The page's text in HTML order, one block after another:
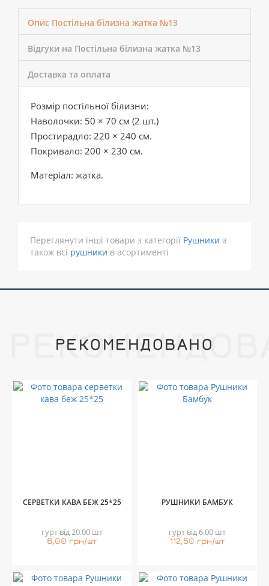
Опис Постільна білизна жатка №13
Відгуки на Постільна білизна жатка №13
Доставка та оплата
Розмір постільної білизни:
Наволочки: 50 × 70 см (2 шт.)
Простирадло: 220 × 240 см.
Покривало: 200 × 230 см.
Матеріал: жатка.
Переглянути інші товари з категорії Рушники а
також всі рушники в асортименті
РЕКОМЕНДОВАНО
СЕРВЕТКИ КАВА БЕЖ 25*25
гурт від 20.00 шт
6,00 грн/шт
РУШНИКИ БАМБУК
гурт від 6.00 шт
112,50 грн/шт